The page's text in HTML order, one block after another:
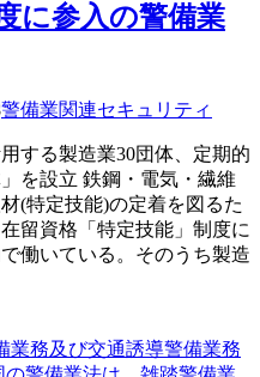
に参入の警備業
警備業関連セキュリティ
する製造業30団体、定期的
を設立 鉄鋼・電気・繊維
(特定技能)の定着を図るた
留資格「特定技能」制度に
働いている。そのうち製造